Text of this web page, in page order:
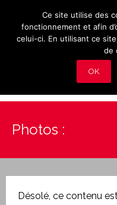
Photos
Photos :
Désolé, ce contenu
Ce site utilise des
fonctionnement et afin
celui-ci. En utilisant ce
de
OK